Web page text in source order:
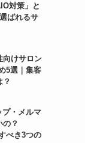
対策」と
ばれるサ
向けサロン
5選｜集客
・メルマ
？
べき3つの